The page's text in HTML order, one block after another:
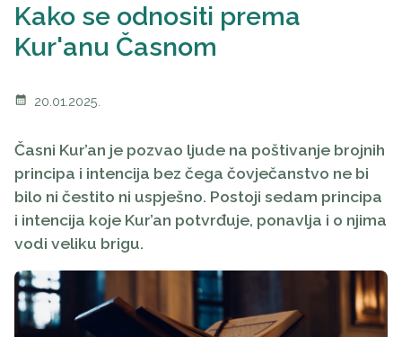
Kako se odnositi prema
Kur'anu Časnom
calendar_month 20.01.2025.
Časni Kur’an je pozvao ljude na poštivanje brojnih
principa i intencija bez čega čovječanstvo ne bi
bilo ni čestito ni uspješno. Postoji sedam principa
i intencija koje Kur’an potvrđuje, ponavlja i o njima
vodi veliku brigu.